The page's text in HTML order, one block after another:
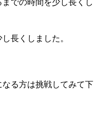
での時間を少し長くし
長くしました。
る方は挑戦してみて下